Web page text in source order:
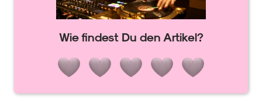
Wie findest Du den Artikel?